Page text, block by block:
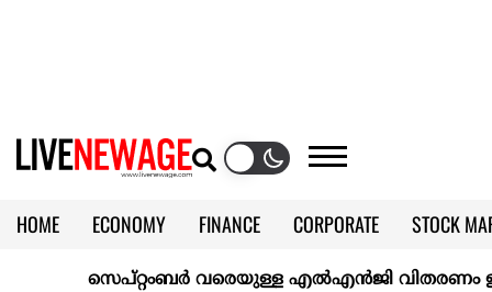
HOME ECONOMY FINANCE CORPORATE
STOCK
CALENDAR
KERALA @70
സെപ്റ്റംബർ വരെയുള്ള എൽഎൻജി വിതരണം